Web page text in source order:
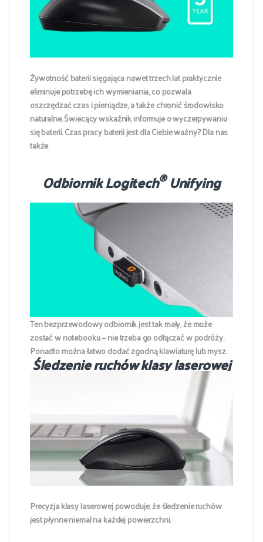
Żywotność baterii sięgająca nawet trzech lat praktycznie
eliminuje potrzebę ich wymieniania, co pozwala
oszczędzać czas i pieniądze, a także chronić środowisko
naturalne. Świecący wskaźnik informuje o wyczerpywaniu
się baterii. Czas pracy baterii jest dla Ciebie ważny? Dla nas
także
Odbiornik Logitech®Unifying
Ten bezprzewodowy odbiornik jest tak mały, że może
zostać w notebooku — nie trzeba go odłączać w podróży.
Ponadto można łatwo dodać zgodną klawiaturę lub mysz.
Śledzenie ruchów klasy laserowej
Precyzja klasy laserowej powoduje, że śledzenie ruchów
jest płynne niemal na każdej powierzchni.